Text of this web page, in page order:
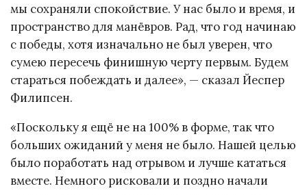
мы сохраняли спокойствие. У нас было и время, и
пространство для манёвров. Рад, что год начинаю
с победы, хотя изначально не был уверен, что
сумею пересечь финишную черту первым. Будем
стараться побеждать и далее», — сказал Йеспер
Филипсен.
«Поскольку я ещё не на 100% в форме, так что
больших ожиданий у меня не было. Нашей целью
было поработать над отрывом и лучше кататься
вместе. Немного рисковали и поздно начали